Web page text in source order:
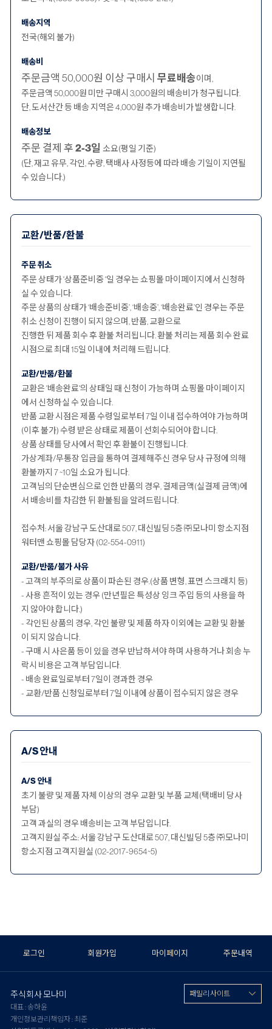
배송지역
전국(해외 불가)
배송비
주문금액 50,000원 이상 구매시 무료배송이며,
주문금액 50,000원 미만 구매시 3,000원의 배송비가 청구됩니다.
단, 도서산간 등 배송 지역은 4,000원 추가 배송비가 발생합니다.
배송정보
주문 결제 후2-3일 소요(평일 기준)
(단, 재고 유무, 각인, 수량, 택배사 사정등에 따라 배송 기일이 지연될
수 있습니다.)
교환/반품/환불
주문 취소
주문 상태가 '상품준비중 '일 경우는 쇼핑몰 마이페이지에서 신청하
실 수 있습니다.
주문 상품의 상태가 ‘배송준비중’, ‘배송중’, ‘배송완료’인 경우는 주문
취소 신청이 진행이 되지 않으며, 반품, 교환으로
진행한 뒤 제품 회수 후 환불 처리됩니다. 환불 처리는 제품 회수 완료
시점으로 최대 15일 이내에 처리해 드립니다.
교환/반품/환불
교환은 '배송완료'의 상태일 때 신청이 가능하며 쇼핑몰 마이페이지
에서 신청하실 수 있습니다.
반품 교환 시점은 제품 수령일로부터 7일 이내 접수하여야 가능하며
(이후 불가) 수령 받은 상태로 제품이 선회수되어야 합니다.
상품 상태를 당사에서 확인 후 환불이 진행됩니다.
가상계좌/무통장 입금을 통하여 결제해주신 경우 당사 규정에 의해
환불까지 7 ~10일 소요가 됩니다.
고객님의 단순변심으로 인한 반품의 경우, 결제금액(실결제 금액)에
서 배송비를 차감한 뒤 환불됨을 알려드립니다.
접수처: 서울 강남구 도산대로 507, 대신빌딩 5층 ㈜모나미 항소지점
워터맨 쇼핑몰 담당자 (02-554-0911)
교환/반품/불가 사유
- 고객의 부주의로 상품이 파손된 경우.(상품 변형, 표면 스크래치 등)
- 사용 흔적이 있는 경우 (만년필은 특성상 잉크 주입 등의 사용을 하
지 않아야 합니다.)
- 각인된 상품의 경우, 각인 불량 및 제품 하자 이외에는 교환 및 환불
이 되지 않습니다.
- 구매 시 사은품 등이 있을 경우 반납하셔야 하며 사용하거나 회송 누
락시 비용은 고객 부담입니다.
- 배송 완료일로부터 7일이 경과한 경우
- 교환/반품 신청일로부터 7일 이내에 상품이 접수되지 않은 경우
A/S 안내
A/S 안내
초기 불량 및 제품 자체 이상의 경우 교환 및 부품 교체(택배비 당사
부담)
고객 과실의 경우 배송비는 고객 부담입니다.
고객지원실 주소: 서울 강남구 도산대로 507, 대신빌딩 5층 ㈜모나미
항소지점 고객지원실 (02-2017-9654~5)
로그인 회원가입 마이페이지 주문내역
주식회사 모나미
대표 : 송하윤
개인정보관리책임자 : 최준
패밀리 사이트